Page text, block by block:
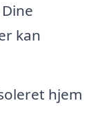
kan
hjem